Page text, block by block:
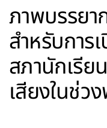
ภาพบรรยา
สำหรับการ
สภานักเรีย
เสียงในช่ว